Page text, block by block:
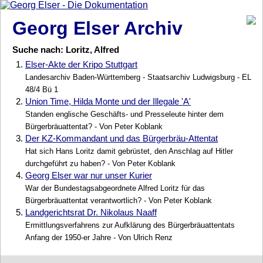
Georg Elser Archiv
Suche nach: Loritz, Alfred
1. Elser-Akte der Kripo Stuttgart
Landesarchiv Baden-Württemberg - Staatsarchiv Ludwigsburg - EL
48/4 Bü 1
2. Union Time, Hilda Monte und der Illegale 'A'
Standen englische Geschäfts- und Presseleute hinter dem
Bürgerbräuattentat? - Von Peter Koblank
3. Der KZ-Kommandant und das Bürgerbräu-Attentat
Hat sich Hans Loritz damit gebrüstet, den Anschlag auf Hitler
durchgeführt zu haben? - Von Peter Koblank
4. Georg Elser war nur unser Kurier
War der Bundestagsabgeordnete Alfred Loritz für das
Bürgerbräuattentat verantwortlich? - Von Peter Koblank
5. Landgerichtsrat Dr. Nikolaus Naaff
Ermittlungsverfahrens zur Aufklärung des Bürgerbräuattentats
Anfang der 1950-er Jahre - Von Ulrich Renz